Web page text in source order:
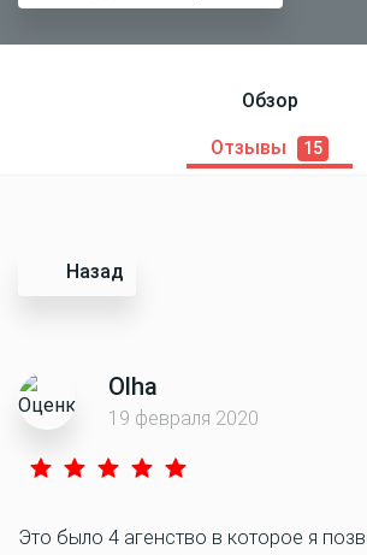
Обзор
Отзывы 15
Назад
Olha
19 февраля 2020
Это было 4 агенство в которое я